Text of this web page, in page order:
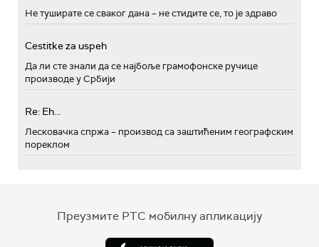
Не туширате се сваког дана – не стидите се, то је здраво
Cestitke za uspeh
Да ли сте знали да се најбоље грамофонске ручице
производе у Србији
Re: Eh...
Лесковачка спржа – производ са заштићеним географским
пореклом
Преузмите РТС мобилну апликацију